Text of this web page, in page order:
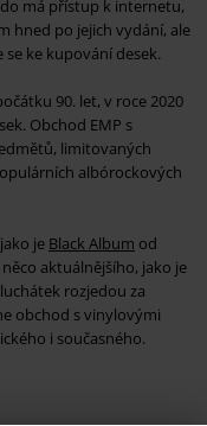
má přístup k internetu,
hned po jejich vydání, ale
ke kupování desek.
90. let, v roce 2020
Obchod EMP s
limitovaných
albórockových
je Black Album od
aktuálnějšího, jako je
rozjedou za
obchod s vinylovými
i současného.